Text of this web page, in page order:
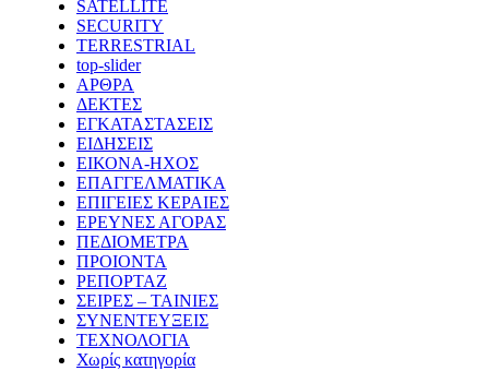
SATELLITE
SECURITY
TERRESTRIAL
top-slider
ΑΡΘΡΑ
ΔΕΚΤΕΣ
ΕΓΚΑΤΑΣΤΑΣΕΙΣ
ΕΙΔΗΣΕΙΣ
ΕΙΚΟΝΑ-ΗΧΟΣ
ΕΠΑΓΓΕΛΜΑΤΙΚΑ
ΕΠΙΓΕΙΕΣ ΚΕΡΑΙΕΣ
ΕΡΕΥΝΕΣ ΑΓΟΡΑΣ
ΠΕΔΙΟΜΕΤΡΑ
ΠΡΟΙΟΝΤΑ
ΡΕΠΟΡΤΑΖ
ΣΕΙΡΕΣ – ΤΑΙΝΙΕΣ
ΣΥΝΕΝΤΕΥΞΕΙΣ
ΤΕΧΝΟΛΟΓΙΑ
Χωρίς κατηγορία